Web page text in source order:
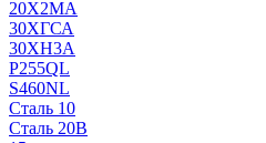
20Х2МА
30ХГСА
30ХН3А
P255QL
S460NL
Сталь 10
Сталь 20В